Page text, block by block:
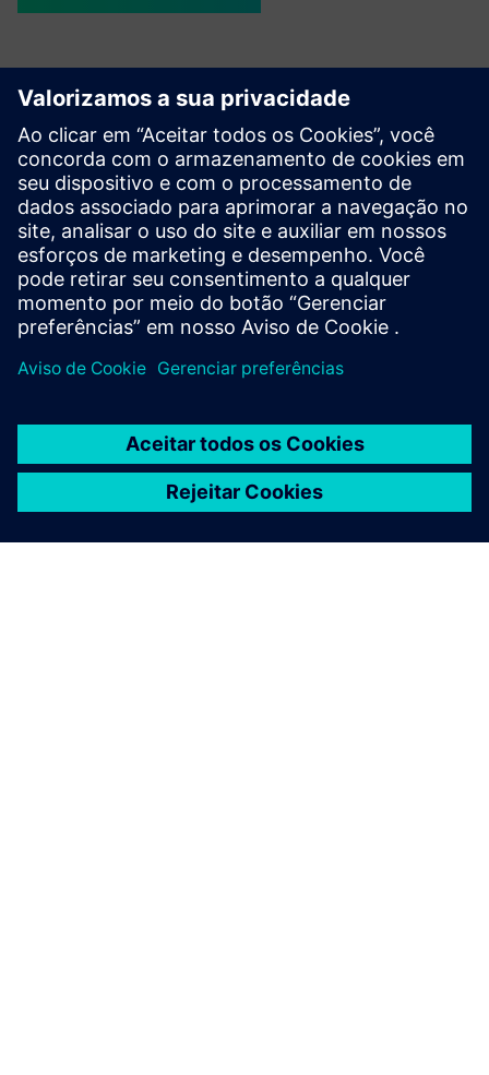
Localizador de suporte SCE
Envie suas perguntas de suporte sobre educação,
pesquisa e desenvolvimento para nós.
Seu pedido